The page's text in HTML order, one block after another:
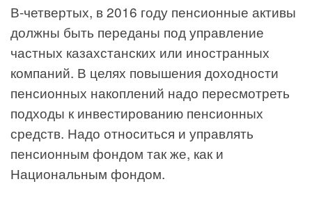
В-четвертых, в 2016 году пенсионные активы
должны быть переданы под управление
частных казахстанских или иностранных
компаний. В целях повышения доходности
пенсионных накоплений надо пересмотреть
подходы к инвестированию пенсионных
средств. Надо относиться и управлять
пенсионным фондом так же, как и
Национальным фондом.